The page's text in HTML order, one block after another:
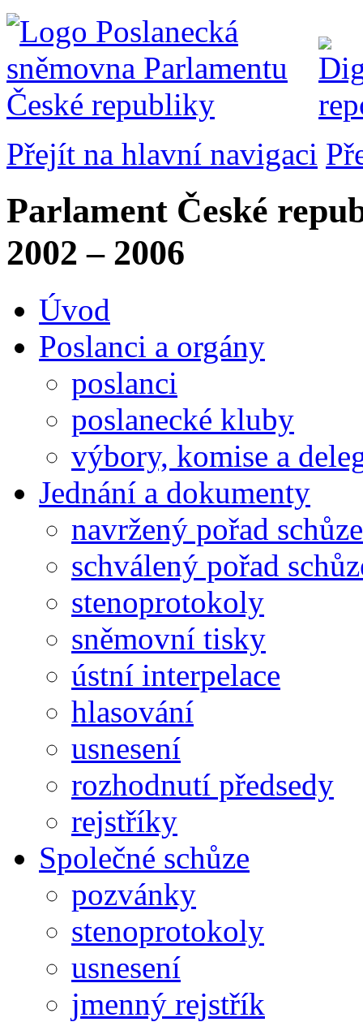
Přejít na hlavní navigaci
Parlament České
2002 – 2006
Úvod
Poslanci a orgány
poslanci
poslanecké kluby
výbory, komise a
Jednání a dokumenty
navržený pořad schůze
schválený pořad
stenoprotokoly
sněmovní tisky
ústní interpelace
hlasování
usnesení
rozhodnutí předsedy
rejstříky
Společné schůze
pozvánky
stenoprotokoly
usnesení
jmenný rejstřík